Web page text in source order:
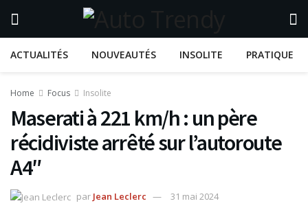
ACTUALITÉS NOUVEAUTÉS INSOLITE PRATIQUE
Home Focus Insolite
Maserati à 221 km/h : un père
récidiviste arrêté sur l’autoroute
A4″
par Jean Leclerc 31 mai 2024